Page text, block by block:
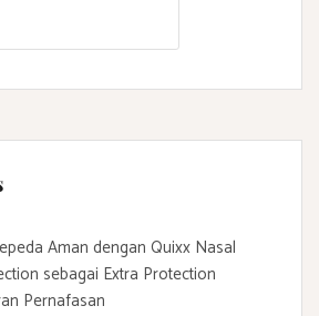
Aman dengan Quixx Nasal
sebagai Extra Protection
Pernafasan